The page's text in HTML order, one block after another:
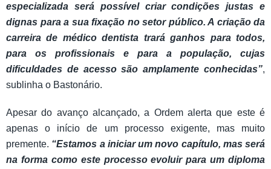
especializada será possível criar condições justas e
dignas para a sua fixação no setor público. A criação da
carreira de médico dentista trará ganhos para todos,
para os profissionais e para a população, cujas
dificuldades de acesso são amplamente conhecidas”,
sublinha o Bastonário.
Apesar do avanço alcançado, a Ordem alerta que este é
apenas o início de um processo exigente, mas muito
premente. “Estamos a iniciar um novo capítulo, mas será
na forma como este processo evoluir para um diploma